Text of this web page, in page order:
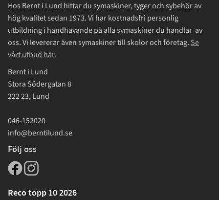
Hos Bernt i Lund hittar du symaskiner, tyger och sybehör av
hög kvalitet sedan 1973. Vi har kostnadsfri personlig
utbildning i handhavande på alla symaskiner du handlar av
oss. Vi levererar även symaskiner till skolor och företag. Se
vårt utbud här.
Bernt i Lund
Stora Södergatan 8
222 23, Lund
046-152020
info@berntilund.se
Följ oss
Reco topp 10 2026